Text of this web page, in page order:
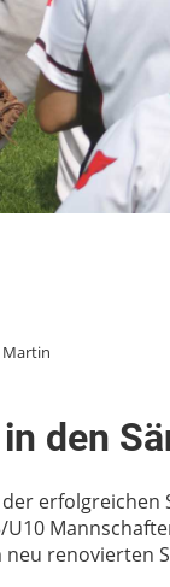
Martin
den
erfolgreichen
U10
neu renovierten